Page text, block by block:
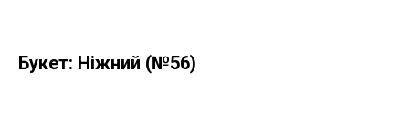
Букет: Ніжний (№56)